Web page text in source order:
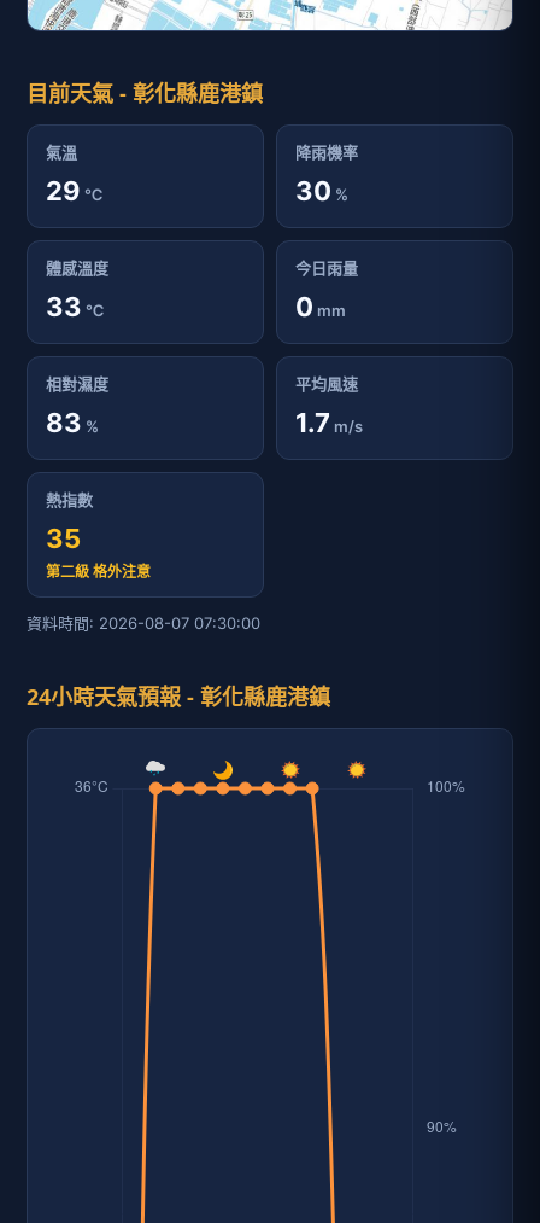
目前天氣 - 彰化縣鹿港鎮
氣溫
29 ℃
降雨機率
30 %
體感溫度
33 ℃
今日雨量
0 mm
相對濕度
83 %
平均風速
1.7 m/s
熱指數
35
第二級 格外注意
資料時間: 2026-08-07 07:30:00
24小時天氣預報 - 彰化縣鹿港鎮